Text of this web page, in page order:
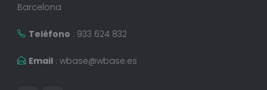
Barcelona
Teléfono : 933 624 832
Email: wbase@wbase.es